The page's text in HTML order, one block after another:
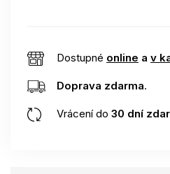
Dostupné online a v
Doprava zdarma.
Vrácení do 30 dní